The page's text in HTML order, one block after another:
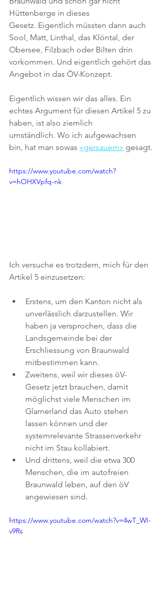
Hüttenberge in dieses
Gesetz. Eigentlich müssten dann auch
Sool, Matt, Linthal, das Klöntal, der
Obersee, Filzbach oder Bilten drin
vorkommen. Und eigentlich gehört das
Angebot in das ÖV-Konzept.
Eigentlich wissen wir das alles. Ein
echtes Argument für diesen Artikel 5 zu
haben, ist also ziemlich
umständlich. Wo ich aufgewachsen
bin, hat man sowas «gersauern» gesagt.
https://www.youtube.com/watch?
v=hOHXVpfq-nk
Ich versuche es trotzdem, mich für den
Artikel 5 einzusetzen:
Erstens, um den Kanton nicht als
unverlässlich darzustellen. Wir
haben ja versprochen, dass die
Landsgemeinde bei der
Erschliessung von Braunwald
mitbestimmen kann.
Zweitens, weil wir dieses öV-
Gesetz jetzt brauchen, damit
möglichst viele Menschen im
Glarnerland das Auto stehen
lassen können und der
systemrelevante Strassenverkehr
nicht im Stau kollabiert.
Und drittens, weil die etwa 300
Menschen, die im autofreien
Braunwald leben, auf den öV
angewiesen sind.
https://www.youtube.com/watch?v=4wT_WI-
v9Rs